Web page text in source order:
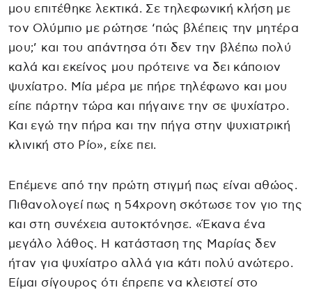
μου επιτέθηκε λεκτικά. Σε τηλεφωνική κλήση με
τον Ολύμπιο με ρώτησε ‘πώς βλέπεις την μητέρα
μου;’ και του απάντησα ότι δεν την βλέπω πολύ
καλά και εκείνος μου πρότεινε να δει κάποιον
ψυχίατρο. Μία μέρα με πήρε τηλέφωνο και μου
είπε πάρτην τώρα και πήγαινε την σε ψυχίατρο.
Και εγώ την πήρα και την πήγα στην ψυχιατρική
κλινική στο Ρίο», είχε πει.
Επέμενε από την πρώτη στιγμή πως είναι αθώος.
Πιθανολογεί πως η 54χρονη σκότωσε τον γιο της
και στη συνέχεια αυτοκτόνησε. «Έκανα ένα
μεγάλο λάθος. Η κατάσταση της Μαρίας δεν
ήταν για ψυχίατρο αλλά για κάτι πολύ ανώτερο.
Είμαι σίγουρος ότι έπρεπε να κλειστεί στο